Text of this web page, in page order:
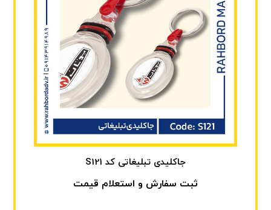
جاکلیدی تبلیغاتی کد S121
ثبت سفارش و استعلام قیمت